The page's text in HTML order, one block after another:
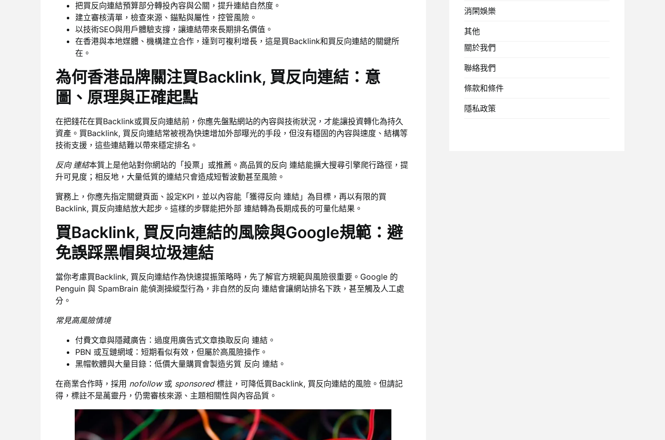
把買反向連結預算部分轉投內容與公關，提升連結自然度。
建立審核清單，檢查來源、錨點與屬性，控管風險。
以技術SEO與用戶體驗支撐，讓連結帶來長期排名價值。
在香港與本地媒體、機構建立合作，達到可複利增長，這是買Backlink和買反向連結的關鍵所
在。
為何香港品牌關注買Backlink, 買反向連結：意
圖、原理與正確起點
在把錢花在買Backlink或買反向連結前，你應先盤點網站的內容與技術狀況，才能讓投資轉化為持久
資產。買Backlink, 買反向連結常被視為快速增加外部曝光的手段，但沒有穩固的內容與速度、結構等
技術支援，這些連結難以帶來穩定排名。
反向 連結本質上是他站對你網站的「投票」或推薦。高品質的反向 連結能擴大搜尋引擎爬行路徑，提
升可見度；相反地，大量低質的連結只會造成短暫波動甚至風險。
實務上，你應先指定關鍵頁面、設定KPI，並以內容能「獲得反向 連結」為目標，再以有限的買
Backlink, 買反向連結放大起步。這樣的步驟能把外部 連結轉為長期成長的可量化結果。
買Backlink, 買反向連結的風險與Google規範：避
免誤踩黑帽與垃圾連結
當你考慮買Backlink, 買反向連結作為快速提振策略時，先了解官方規範與風險很重要。Google 的
Penguin 與 SpamBrain 能偵測操縱型行為，非自然的反向 連結會讓網站排名下跌，甚至觸及人工處
分。
常見高風險情境
付費文章與隱藏廣告：過度用廣告式文章換取反向 連結。
PBN 或互鏈網域：短期看似有效，但屬於高風險操作。
黑帽軟體與大量目錄：低價大量購買會製造劣質 反向 連結。
在商業合作時，採用 nofollow或 sponsored標註，可降低買Backlink, 買反向連結的風險。但請記
得，標註不是萬靈丹，仍需審核來源、主題相關性與內容品質。
消閑娛樂
其他
關於我們
聯絡我們
條款和條件
隱私政策